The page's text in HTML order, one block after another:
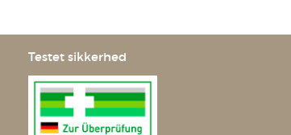
Testet sikkerhed